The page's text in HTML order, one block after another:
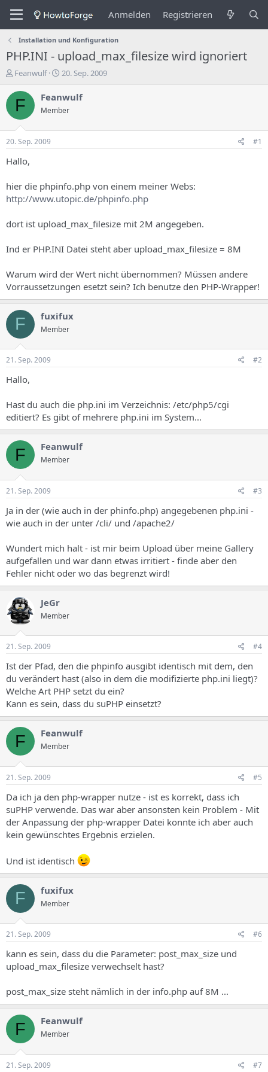
Anmelden Registrieren
Installation und Konfiguration
PHP.INI - upload_max_filesize wird ignoriert
E
s
e
e
r
s
T
e
s
Feanwulf
E
s
e
d
a
u
20. Sep. 2009
F Feanwulf
Member
20. Sep. 2009 #1
Hallo,
hier die phpinfo.php von einem meiner Webs:
http://www.utopic.de/phpinfo.php
dort ist upload_max_filesize mit 2M angegeben.
Ind er PHP.INI Datei steht aber upload_max_filesize = 8M
Warum wird der Wert nicht übernommen? Müssen andere
Vorraussetzungen esetzt sein? Ich benutze den PHP-Wrapper!
F fuxifux
Member
21. Sep. 2009 #2
Hallo,
Hast du auch die php.ini im Verzeichnis: /etc/php5/cgi
editiert? Es gibt of mehrere php.ini im System...
F Feanwulf
Member
21. Sep. 2009 #3
Ja in der (wie auch in der phinfo.php) angegebenen php.ini -
wie auch in der unter /cli/ und /apache2/
Wundert mich halt - ist mir beim Upload über meine Gallery
aufgefallen und war dann etwas irritiert - finde aber den
Fehler nicht oder wo das begrenzt wird!
JeGr
Member
21. Sep. 2009 #4
Ist der Pfad, den die phpinfo ausgibt identisch mit dem, den
du verändert hast (also in dem die modifizierte php.ini liegt)?
Welche Art PHP setzt du ein?
Kann es sein, dass du suPHP einsetzt?
F Feanwulf
Member
21. Sep. 2009 #5
Da ich ja den php-wrapper nutze - ist es korrekt, dass ich
suPHP verwende. Das war aber ansonsten kein Problem - Mit
der Anpassung der php-wrapper Datei konnte ich aber auch
kein gewünschtes Ergebnis erzielen.
Und ist identisch
F fuxifux
Member
21. Sep. 2009 #6
kann es sein, dass du die Parameter: post_max_size und
upload_max_filesize verwechselt hast?
post_max_size steht nämlich in der info.php auf 8M ...
F Feanwulf
Member
21. Sep. 2009 #7